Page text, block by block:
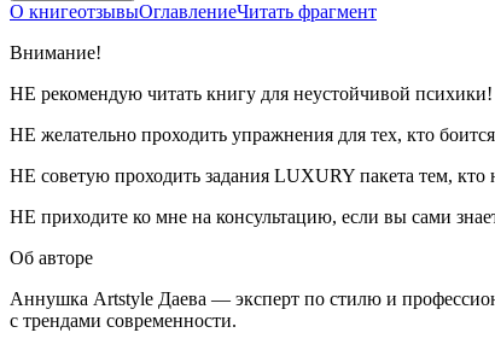
О книгеотзывыОглавлениеЧитать фрагмент
Внимание!
НЕ рекомендую читать книгу для неустойчивой психики!
НЕ желательно проходить упражнения для тех, кто
НЕ советую проходить задания LUXURY пакета тем, кто
НЕ приходите ко мне на консультацию, если вы сами
Об авторе
Аннушка Artstyle Даева — эксперт по стилю и
с трендами современности.